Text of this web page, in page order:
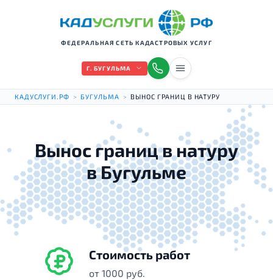
ФЕДЕРАЛЬНАЯ СЕТЬ КАДАСТРОВЫХ УСЛУГ
Г. БУГУЛЬМА
КАДУСЛУГИ.РФ > БУГУЛЬМА > ВЫНОС ГРАНИЦ В НАТУРУ
Вынос границ в натуру
в Бугульме
Стоимость работ
от 1000 руб.